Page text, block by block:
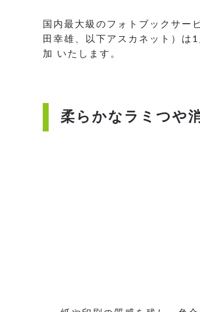
国内最大級のフォトブックサー
田幸雄、以下アスカネット）は
加 いたします。
柔らかなラミつや